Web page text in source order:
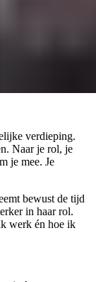
verdieping.
Naar je rol, je
je mee. Je
bewust de tijd
in haar rol.
werk én hoe ik